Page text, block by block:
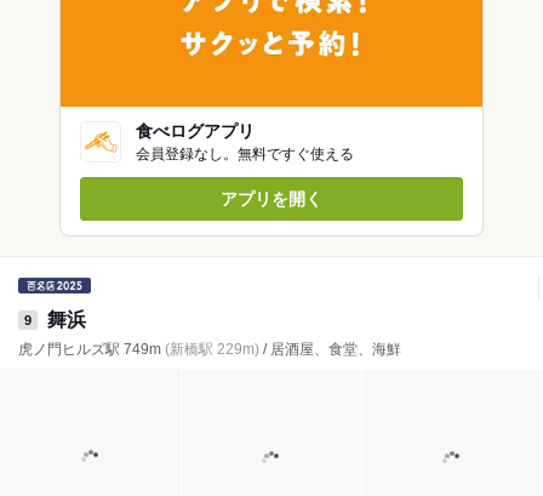
食べログアプリ
会員登録なし。無料ですぐ使える
アプリを開く
9 舞浜
虎ノ門ヒルズ駅 749m (新橋駅 229m) / 居酒屋、食堂、海鮮